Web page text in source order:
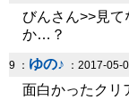
びんさん>>見
か…？
9 ： ゆの♪ ：2017-05-
面白かったクリ